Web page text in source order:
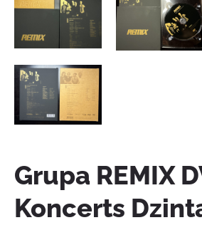
Grupa REMIX
Koncerts